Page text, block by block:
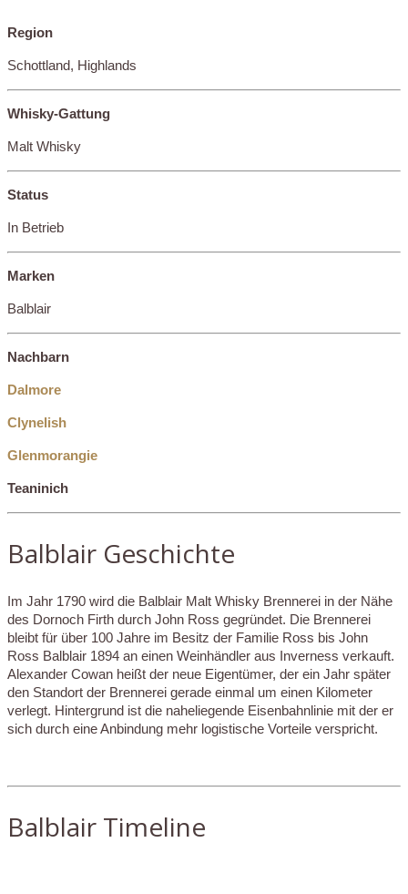
Region
Schottland, Highlands
Whisky-Gattung
Malt Whisky
Status
In Betrieb
Marken
Balblair
Nachbarn
Dalmore
Clynelish
Glenmorangie
Teaninich
Balblair Geschichte
Im Jahr 1790 wird die Balblair Malt Whisky Brennerei in der Nähe
des Dornoch Firth durch John Ross gegründet. Die Brennerei
bleibt für über 100 Jahre im Besitz der Familie Ross bis John
Ross Balblair 1894 an einen Weinhändler aus Inverness verkauft.
Alexander Cowan heißt der neue Eigentümer, der ein Jahr später
den Standort der Brennerei gerade einmal um einen Kilometer
verlegt. Hintergrund ist die naheliegende Eisenbahnlinie mit der er
sich durch eine Anbindung mehr logistische Vorteile verspricht.
Balblair Timeline